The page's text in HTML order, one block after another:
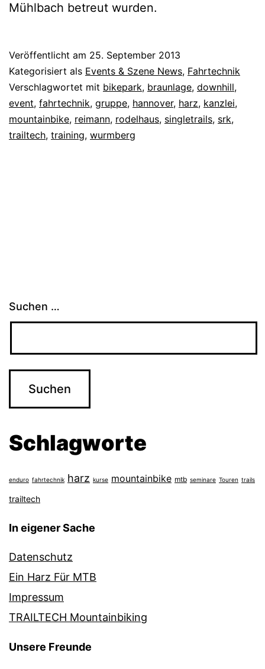
Mühlbach betreut wurden.
Veröffentlicht am 25. September 2013
Kategorisiert als Events & Szene News, Fahrtechnik
Verschlagwortet mit bikepark, braunlage, downhill,
event, fahrtechnik, gruppe, hannover, harz, kanzlei,
mountainbike, reimann, rodelhaus, singletrails, srk,
trailtech, training, wurmberg
Suchen …
Schlagworte
enduro fahrtechnik harz kurse mountainbike mtb seminare Touren trails
trailtech
In eigener Sache
Datenschutz
Ein Harz Für MTB
Impressum
TRAILTECH Mountainbiking
Unsere Freunde